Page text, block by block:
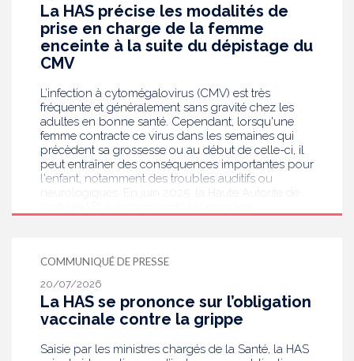
La HAS précise les modalités de
prise en charge de la femme
enceinte à la suite du dépistage du
CMV
L’infection à cytomégalovirus (CMV) est très
fréquente et généralement sans gravité chez les
adultes en bonne santé. Cependant, lorsqu'une
femme contracte ce virus dans les semaines qui
précèdent sa grossesse ou au début de celle-ci, il
peut entraîner des conséquences importantes pour
l'enfant, notamment des troubles auditifs ou
publie aujourd’hui des recommandations de
bonnes pratiques pour guider les professionnels
de santé dans la prise en charge des femmes
enceintes à la suite de ce dépistage. Objectif :
réduire les risques de transmission au futur bébé.
COMMUNIQUÉ DE PRESSE
20/07/2026
La HAS se prononce sur l’obligation
vaccinale contre la grippe
Saisie par les ministres chargés de la Santé, la HAS